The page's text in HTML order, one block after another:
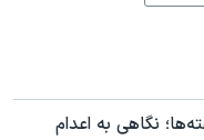
نگاهی به اعدام